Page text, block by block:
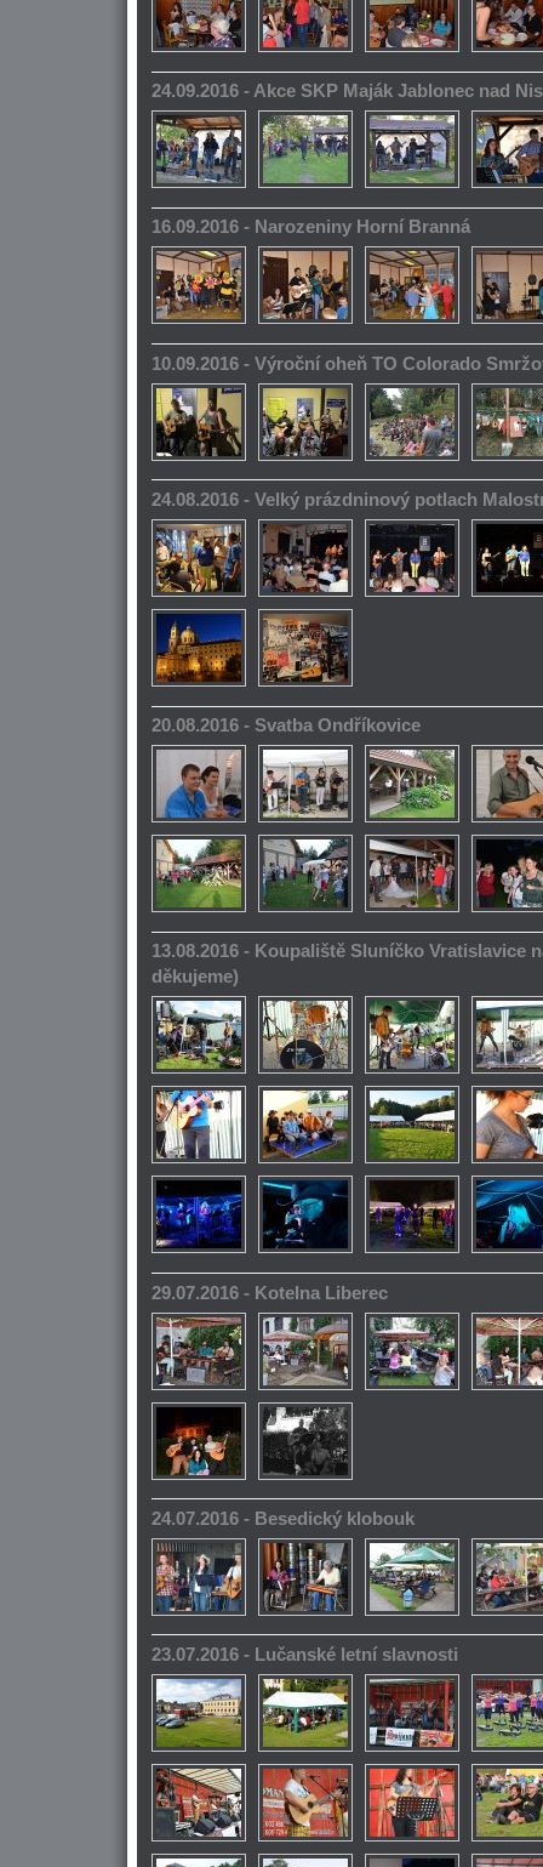
24.09.2016 - Akce SKP Maják Jablonec nad
16.09.2016 - Narozeniny Horní Branná
10.09.2016 - Výroční oheň TO Colorado
24.08.2016 - Velký prázdninový potlach
20.08.2016 - Svatba Ondříkovice
13.08.2016 - Koupaliště Sluníčko Vratislavice
děkujeme)
29.07.2016 - Kotelna Liberec
24.07.2016 - Besedický klobouk
23.07.2016 - Lučanské letní slavnosti